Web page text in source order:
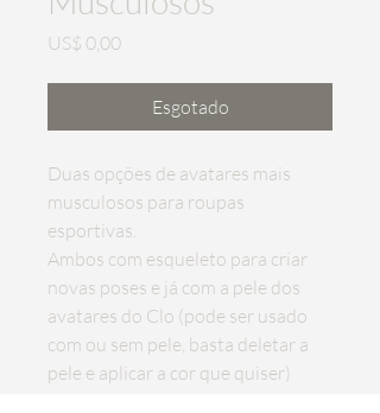
US$ 0,00Preço
Esgotado
Duas opções de avatares mais
musculosos para roupas
esportivas.
Ambos com esqueleto para criar
novas poses e já com a pele dos
avatares do Clo (pode ser usado
com ou sem pele, basta deletar a
pele e aplicar a cor que quiser)